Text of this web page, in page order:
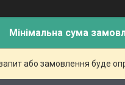
Мінімальна сума
або замовлення буде